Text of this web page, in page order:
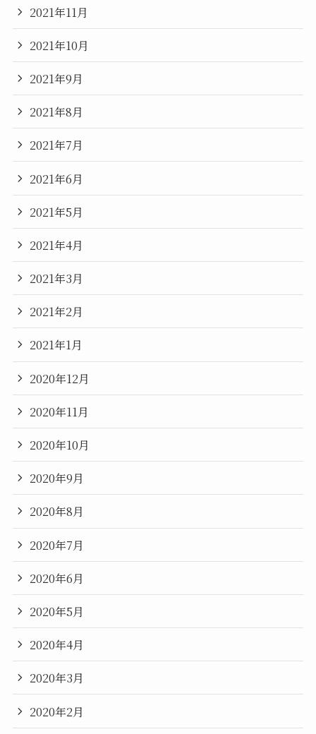
2021年11月
2021年10月
2021年9月
2021年8月
2021年7月
2021年6月
2021年5月
2021年4月
2021年3月
2021年2月
2021年1月
2020年12月
2020年11月
2020年10月
2020年9月
2020年8月
2020年7月
2020年6月
2020年5月
2020年4月
2020年3月
2020年2月